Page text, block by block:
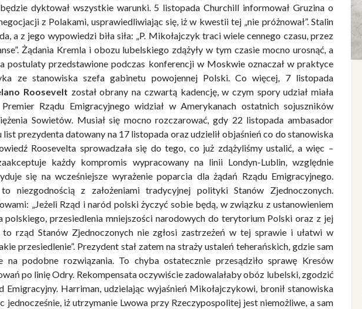
dyktował wszystkie warunki. 5 listopada Churchill informował Gruzina o
z Polakami, usprawiedliwiając się, iż w kwestii tej „nie próżnował”. Stalin
a z jego wypowiedzi biła siła: „P. Mikołajczyk traci wiele cennego czasu, przez
Żądania Kremla i obozu lubelskiego zdążyły w tym czasie mocno urosnąć, a
postulaty przedstawione podczas konferencji w Moskwie oznaczał w praktyce
ze stanowiska szefa gabinetu powojennej Polski. Co więcej, 7 listopada
Roosevelt został obrany na czwartą kadencję, w czym spory udział miała
Rządu Emigracyjnego widział w Amerykanach ostatnich sojuszników
Sowietów. Musiał się mocno rozczarować, gdy 22 listopada ambasador
list prezydenta datowany na 17 listopada oraz udzielił objaśnień co do stanowiska
Roosevelta sprowadzała się do tego, co już zdążyliśmy ustalić, a więc –
każdy kompromis wypracowany na linii Londyn-Lublin, względnie
się na wcześniejsze wyrażenie poparcia dla żądań Rządu Emigracyjnego.
to niezgodnością z założeniami tradycyjnej polityki Stanów Zjednoczonych.
„Jeżeli Rząd i naród polski życzyć sobie będą, w związku z ustanowieniem
polskiego, przesiedlenia mniejszości narodowych do terytorium Polski oraz z jej
rząd Stanów Zjednoczonych nie zgłosi zastrzeżeń w tej sprawie i ułatwi w
przesiedlenie”. Prezydent stał zatem na straży ustaleń teherańskich, gdzie sam
na podobne rozwiązania. To chyba ostatecznie przesądziło sprawę Kresów
po linię Odry. Rekompensata oczywiście zadowalałaby obóz lubelski, zgodzić
Emigracyjny. Harriman, udzielając wyjaśnień Mikołajczykowi, bronił stanowiska
jednocześnie, iż utrzymanie Lwowa przy Rzeczypospolitej jest niemożliwe, a sam